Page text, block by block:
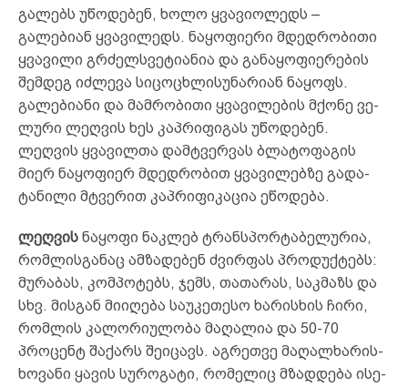
გალებს უწოდებენ, ხო­ლო ყვავიოლედს –
გალებიან ყვავი­ლედს. ნაყოფიერი მდედ­რო­ბითი
ყვავილი გრძელსვეტიანია და განაყოფიერების
შემ­დეგ იძლევა სიცოცხლისუნარიან ნაყოფს.
გალებიანი და მამრობითი ყვავილების მქონე ვე­
ლური ლეღვის ხეს კაპ­რი­ფი­გას უწოდებენ.
ლეღვის ყვავილთა დამტვერვას ბლა­ტო­ფაგის
მიერ ნაყოფიერ მდედრობით ყვა­ვი­ლებზე გადა­
ტანი­ლი მტვერით კაპრიფიკაცია ეწოდება.
ლეღ­ვის ნა­ყო­ფი ნაკ­ლებ ტრან­სპორ­ტა­ბე­ლუ­რია,
რომლი­ს­­გა­ნაც ამ­ზა­დე­ბენ ძვირ­ფას პრო­დუქ­ტებს:
მუ­რა­ბას, კომ­პო­ტებს, ჯემს, თა­თა­რას, საკ­მაზს და
სხვ. მისგან მიიღება სა­უკ­ე­­თ­ე­სო ხა­რის­ხის ჩი­რი,
რომლის კალორიულობა მაღალია და 50-70
პროცენტ შაქარს შეიცავს. აგ­რეთ­ვე მა­ღალ­ხა­რის­
ხო­ვა­ნი ყა­ვის სუ­რო­გა­ტი, რო­მე­ლიც მზად­დე­ბა ის­ე­